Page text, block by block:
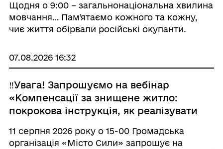
Щодня о 9:00 – загальнонаціональна хвилина
мовчання… Памʼятаємо кожного та кожну,
чиє життя обірвали російські окупанти.
полеглих Захисників та Захисниць, які
07.08.2026 16:32
‼️Увага! Запрошуємо на вебінар
«Компенсації за знищене житло:
покрокова інструкція, як реалізувати
«єВідновлення».
11 серпня 2026 року о 15-00 Громадська
організація «Місто Сили» запрошує на